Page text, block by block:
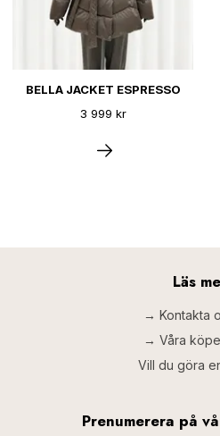
BELLA JACKET ESPRESSO
3 999 kr
Läs
→ Kontakta
→ Våra
Vill du göra
Prenumerera på